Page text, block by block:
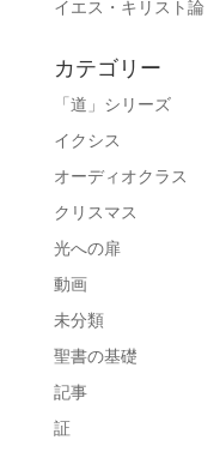
イエス・キリスト論
カテゴリー
「道」シリーズ
イクシス
オーディオクラス
クリスマス
光への扉
動画
未分類
聖書の基礎
記事
証